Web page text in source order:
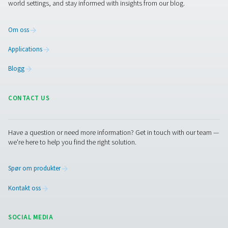
1. Forhindrer fuktrelaterte skader
Bidrar til å unngå korrosjon, frost og forurensning i
trykkluftsystemer.
2. Sikre samsvar
fuktighetskontroll.
Reduserer risikoen for trykkfall og energitap på grunn
fuktighet.
4. Støtter forebyggende vedlikehold
Gir sanntidsdata for tidlig påvisning av potensielle
Sikrer tørr luft av høy kvalitet for sensitive